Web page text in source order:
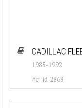
CADILLAC
1985-1992
#cj-id_2868